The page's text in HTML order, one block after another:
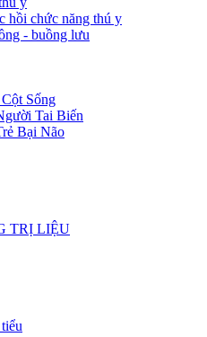
hồi chức năng thú y
- buồng lưu
Sống
Tai Biến
Bại Não
TRỊ LIỆU